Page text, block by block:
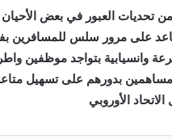
تحديات العبور في بعض الأحيان
على مرور سلس للمسافرين
وانسيابية بتواجد موظفين
بدورهم على تسهيل متاعب
الأوروبي